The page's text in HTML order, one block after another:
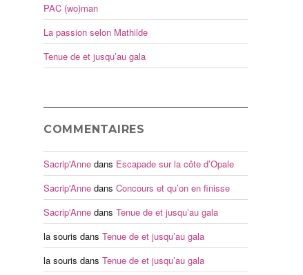
PAC (wo)man
La passion selon Mathilde
Tenue de et jusqu’au gala
COMMENTAIRES
Sacrip'Annedans Escapade sur la côte d’Opale
Sacrip'Annedans Concours et qu’on en finisse
Sacrip'Annedans Tenue de et jusqu’au gala
la souris dans Tenue de et jusqu’au gala
la souris dans Tenue de et jusqu’au gala